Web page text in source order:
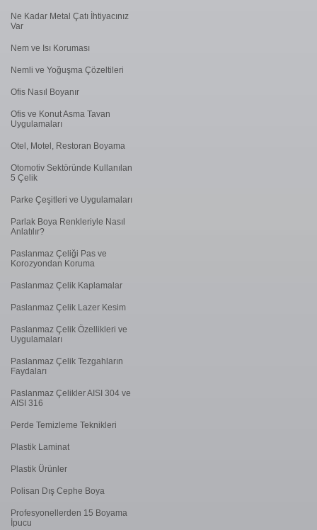
Ne Kadar Metal Çatı İhtiyacınız
Var
Nem ve Isı Koruması
Nemli ve Yoğuşma Çözeltileri
Ofis Nasıl Boyanır
Ofis ve Konut Asma Tavan
Uygulamaları
Otel, Motel, Restoran Boyama
Otomotiv Sektöründe Kullanılan
5 Çelik
Parke Çeşitleri ve Uygulamaları
Parlak Boya Renkleriyle Nasıl
Anlatılır?
Paslanmaz Çeliği Pas ve
Korozyondan Koruma
Paslanmaz Çelik Kaplamalar
Paslanmaz Çelik Lazer Kesim
Paslanmaz Çelik Özellikleri ve
Uygulamaları
Paslanmaz Çelik Tezgahların
Faydaları
Paslanmaz Çelikler AISI 304 ve
AISI 316
Perde Temizleme Teknikleri
Plastik Laminat
Plastik Ürünler
Polisan Dış Cephe Boya
Profesyonellerden 15 Boyama
İpucu